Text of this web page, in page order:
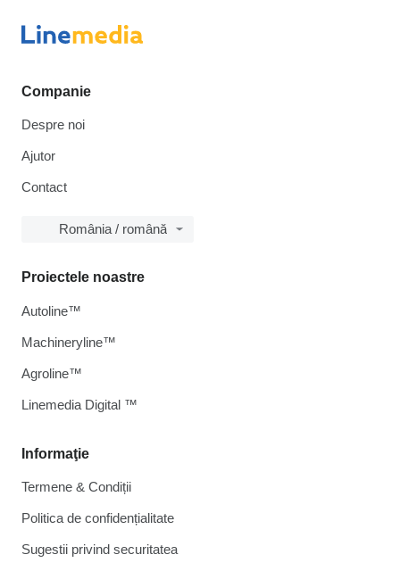
Companie
Despre noi
Ajutor
Contact
România / română
Informaţie
Termene & Condiții
Politica de confidențialitate
Sugestii privind securitatea
Proiectele noastre
Autoline™
Machineryline™
Agroline™
Linemedia Digital ™